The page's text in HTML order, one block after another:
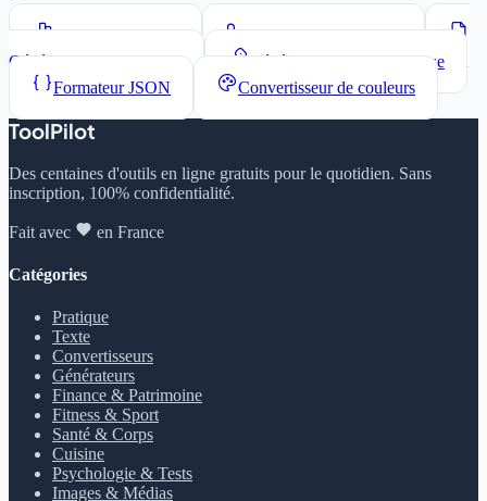
Compteur de mots
Convertisseur de casse
Générateur Lorem Ipsum
Générateur de mots de passe
Formateur JSON
Convertisseur de couleurs
ToolPilot
Des centaines d'outils en ligne gratuits pour le quotidien. Sans
inscription, 100% confidentialité.
Fait avec en France
Catégories
Pratique
Texte
Convertisseurs
Générateurs
Finance & Patrimoine
Fitness & Sport
Santé & Corps
Cuisine
Psychologie & Tests
Images & Médias